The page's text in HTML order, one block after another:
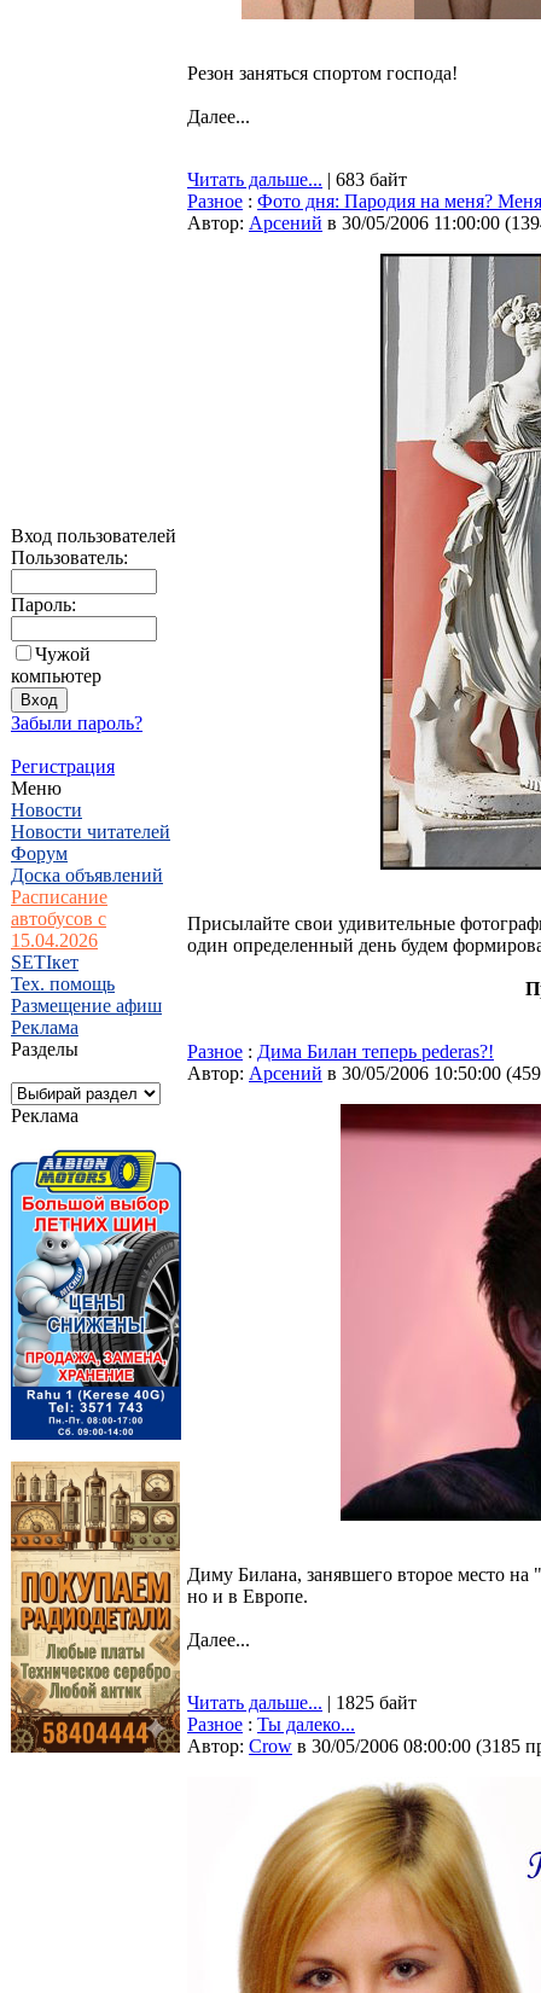
Вход пользователей
Пользователь:
Пароль:
Чужой
компьютер
Забыли пароль?
Регистрация
Меню
Новости
Новости читателей
Форум
Доска объявлений
Расписание
автобусов с
15.04.2026
SETIкет
Тех. помощь
Размещение афиш
Реклама
Разделы
Реклама
Резон заняться спортом господа!
Далее...
Читать дальше... | 683 байт
Разное : Фото дня: Пародия на меня?
Автор: Арсений в 30/05/2006 11:00:00 (
Присылайте свои удивительные
один определенный день будем
Разное : Дима Билан теперь pederas?!
Автор: Арсений в 30/05/2006 10:50:00 (
Диму Билана, занявшего второе место
но и в Европе.
Далее...
Читать дальше... | 1825 байт
Разное : Ты далеко...
Автор: Crow в 30/05/2006 08:00:00 (3185